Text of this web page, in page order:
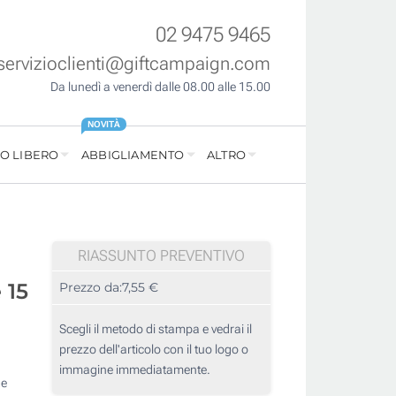
02 9475 9465
Da lunedì a venerdì dalle 08.00 alle 15.00
LIBERO ABBIGLIAMENTO
NOVITÀ
ALTRO
RIASSUNTO PREVENTIVO
Prezzo da:7,55 €
Scegli il metodo di stampa e vedrai il
prezzo dell'articolo con il tuo logo o
immagine immediatamente.